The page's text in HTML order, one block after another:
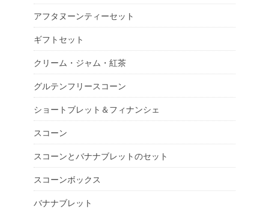
アフタヌーンティーセット
ギフトセット
クリーム・ジャム・紅茶
グルテンフリースコーン
ショートブレット＆フィナンシェ
スコーン
スコーンとバナナブレットのセット
スコーンボックス
バナナブレット